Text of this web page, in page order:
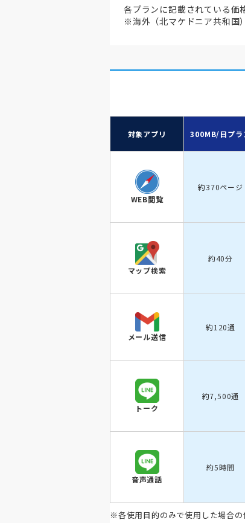
各プランに記載されている価
※海外（北マケドニア共和国
対象アプリ 300MB/日プラ
WEB閲覧
約370ページ
マップ検索
約40分
メール送信
約120通
トーク
約7,500通
音声通話
約5時間
※各使用目的のみで使用した場合の